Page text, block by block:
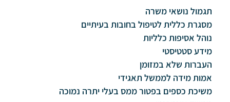
תגמול נושאי משרה
מסגרת כללית לטיפול בחובות בעיתיים
נוהל אסיפות כלליות
מידע סטטיסטי
העברות שלא במזומן
אמות מידה לממשל תאגידי
משיכת כספים בפטור ממס בעלי יתרה נמוכה